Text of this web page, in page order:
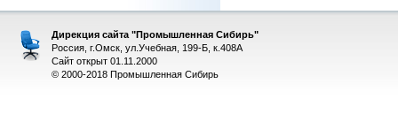
Дирекция сайта "Промышленная Сибирь"
Россия, г.Омск, ул.Учебная, 199-Б, к.408А
Сайт открыт 01.11.2000
© 2000-2018 Промышленная Сибирь